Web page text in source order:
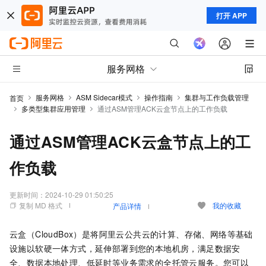
打开 APP
服务网格
首页 服务网格 ASM Sidecar模式 操作指南
集群与工作负载管理
多类型集群应用管理
通过ASM管理ACK云盒节点上的工作负载
通过ASM管理ACK云盒节点上的工
作负载
更新时间： 2024-10-29 01:50:25
复制 MD 格式
产品详情 我的收藏
云盒（CloudBox）是将阿里云公共云的计算、存储、网络等基础
设施以软硬一体方式，延伸部署到您的本地机房，满足数据安
全、数据本地处理、低延时等业务需求的全托管云服务。您可以